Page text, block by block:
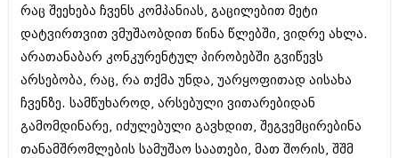
ივლისი 2012 (322)
ივნისი 2012 (282)
მაისი 2012 (240)
აპრილი 2012 (294)
მარტი 2012 (259)
თებერვალი 2012 (376)
იანვარი 2012 (322)
ნოემბერი 2011 (471)
ოქტომბერი 2011 (754)
რაც შეეხება ჩვენს კომპანიას, გაცილებით მეტი
დატვირთვით ვმუშაობდით წინა წლებში, ვიდრე ახლა.
არათანაბარ კონკურენტულ პირობებში გვიწევს
არსებობა, რაც, რა თქმა უნდა, უარყოფითად აისახა
ჩვენზე. სამწუხაროდ, არსებული ვითარებიდან
გამომდინარე, იძულებული გავხდით, შეგვემცირებინა
თანამშრომლების სამუშაო საათები, მათ შორის, შშმ